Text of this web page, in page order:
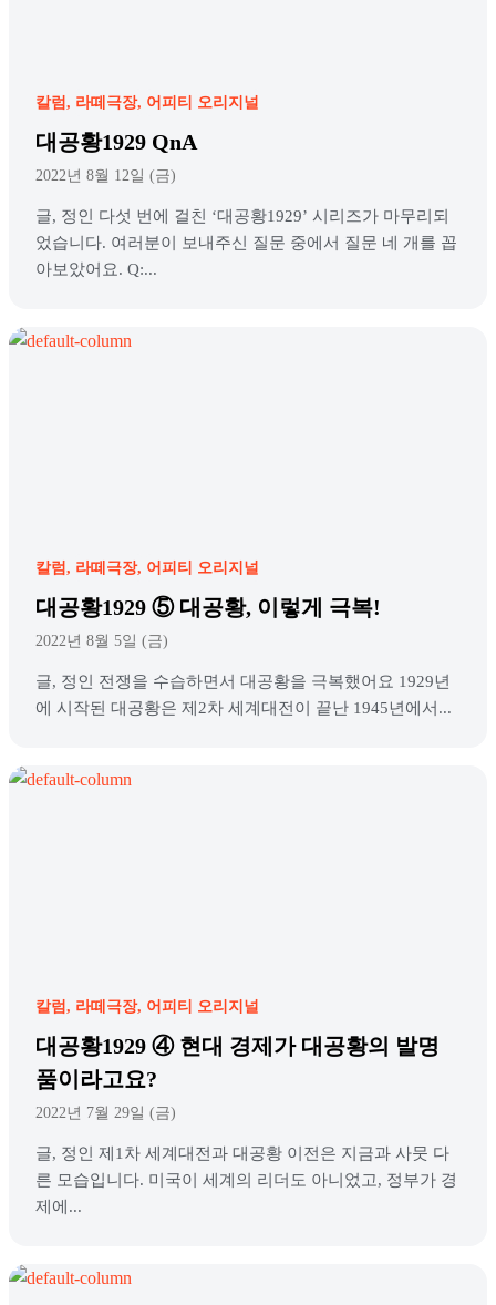
칼럼 라떼극장 어피티 오리지널
대공황1929 QnA
2022년 8월 12일 (금)
글, 정인 다섯 번에 걸친 ‘대공황1929’ 시리즈가 마무리되
었습니다. 여러분이 보내주신 질문 중에서 질문 네 개를 꼽
아보았어요. Q:...
칼럼 라떼극장 어피티 오리지널
대공황1929 ⑤ 대공황, 이렇게 극복!
2022년 8월 5일 (금)
글, 정인 전쟁을 수습하면서 대공황을 극복했어요 1929년
에 시작된 대공황은 제2차 세계대전이 끝난 1945년에서...
칼럼 라떼극장 어피티 오리지널
대공황1929 ④ 현대 경제가 대공황의 발명
품이라고요?
2022년 7월 29일 (금)
글, 정인 제1차 세계대전과 대공황 이전은 지금과 사뭇 다
른 모습입니다. 미국이 세계의 리더도 아니었고, 정부가 경
제에...